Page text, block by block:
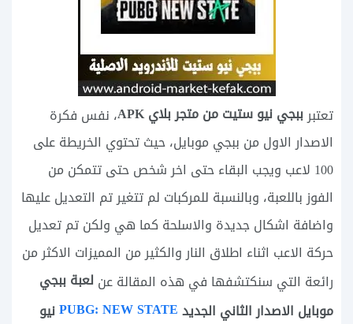
تعتبرببجي نيو ستيت من متجر بلاي APK
، نفس فكرة
الاصدار الاول من ببجي موبايل، حيث تحتوي الخريطة على
100 لاعب ويجب البقاء حتى اخر شخص حتى تتمكن من
الفوز باللعبة، وبالنسبة للمركبات لم تتغير تم التعديل عليها
واضافة اشكال جديدة والاسلحة كما هي ولكن تم تعديل
حركة الاعب اثناء اطلاق النار والكثير من المميزات الاكثر من
رائعة التي سنكتشفها في هذه المقالة عن لعبة ببجي
موبايل الاصدار الثاني الجديدPUBG: NEW STATE‏ نيو